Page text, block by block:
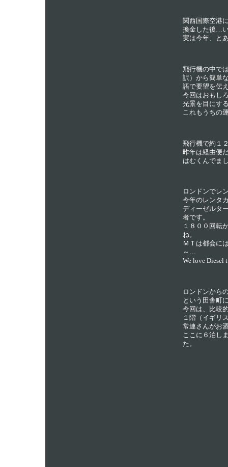
関西国際空港
換金した後…
実は今年、と
飛行機の中で
訳）から簡単
語で要望を伝
今回はおもし
光景を目にす
これもうちの
飛行機で約１
昨年は経由便
はむくんでま
ロンドンでレ
今年のレンタ
ディーゼルタ
者です。
１８００回転
ね。
ＭＴは都会に
～…
We love Diesel
ロンドンから
という田舎町
今回は、比較
１階（イギリ
常連さんがお
ここに６泊し
た。